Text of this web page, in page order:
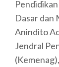
Dasar dan
Anindito
Jendral